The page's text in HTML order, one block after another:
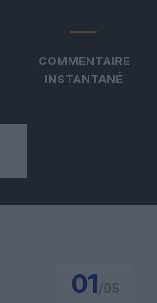
COMMENTAIRE
INSTANTANÉ
01